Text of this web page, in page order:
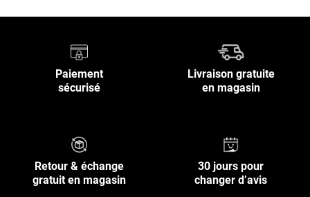
Paiement
sécurisé
Livraison gratuite
en magasin
Retour & échange
gratuit en magasin
30 jours pour
changer d’avis